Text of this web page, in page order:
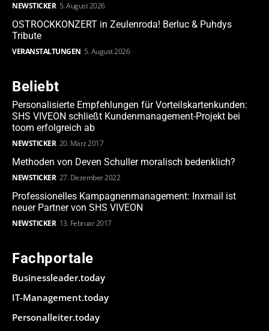
NEWSTICKER 5. August 2026
OSTROCKKONZERT in Zeulenroda! Berluc & Puhdys
Tribute
VERANSTALTUNGEN 5. August 2026
Beliebt
Personalisierte Empfehlungen für Vorteilskartenkunden:
SHS VIVEON schließt Kundenmanagement-Projekt bei
toom erfolgreich ab
NEWSTICKER 20. März 2017
Methoden von Deven Schuller moralisch bedenklich?
NEWSTICKER 27. Dezember 2022
Professionelles Kampagnenmanagement: Inxmail ist
neuer Partner von SHS VIVEON
NEWSTICKER 13. Februar 2017
Fachportale
Businessleader.today
IT-Management.today
Personalleiter.today